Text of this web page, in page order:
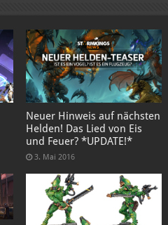
Neuer Hinweis auf nächsten
Helden! Das Lied von Eis
und Feuer? *UPDATE!*
3. Mai 2016